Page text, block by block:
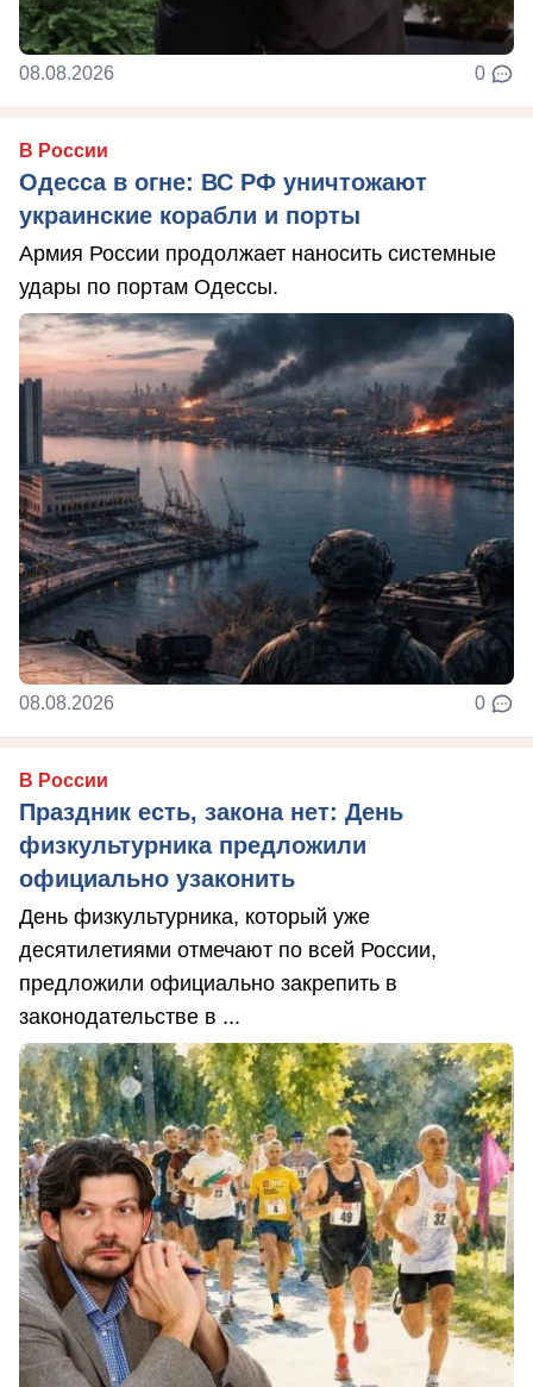
08.08.2026 0
В России
Одесса в огне: ВС РФ уничтожают
украинские корабли и порты
Армия России продолжает наносить системные
удары по портам Одессы.
08.08.2026 0
В России
Праздник есть, закона нет: День
физкультурника предложили
официально узаконить
День физкультурника, который уже
десятилетиями отмечают по всей России,
предложили официально закрепить в
законодательстве в ...